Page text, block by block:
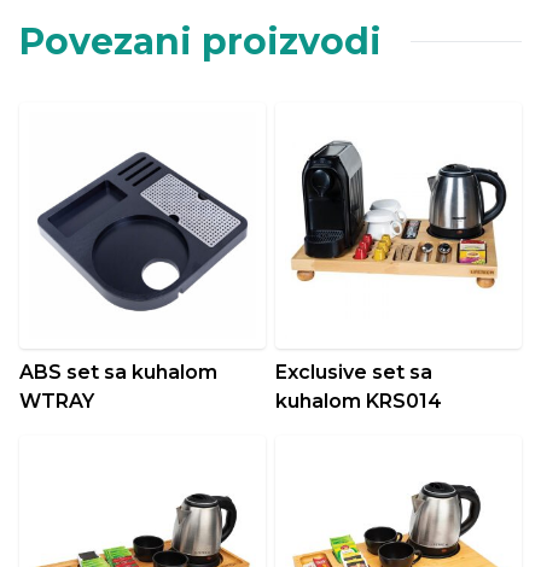
Povezani proizvodi
ABS set sa kuhalom
WTRAY
Exclusive set sa
kuhalom KRS014